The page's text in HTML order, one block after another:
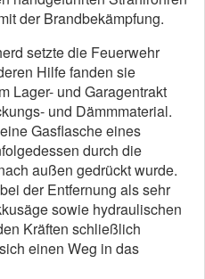
der Brandbekämpfung.
setzte die Feuerwehr
Hilfe fanden sie
Lager- und Garagentrakt
und Dämmmaterial.
Gasflasche eines
durch die
außen gedrückt wurde.
der Entfernung als sehr
sowie hydraulischen
Kräften schließlich
einen Weg in das